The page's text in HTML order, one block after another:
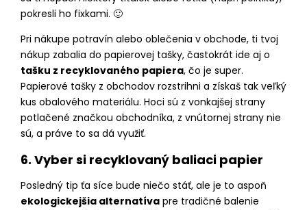
pokresli ho fixkami. 🙂
Pri nákupe potravín alebo oblečenia v obchode, ti tvoj
nákup zabalia do papierovej tašky, častokrát ide aj o
tašku z recyklovaného papiera, čo je super.
Papierové tašky z obchodov rozstrihni a získaš tak veľký
kus obalového materiálu. Hoci sú z vonkajšej strany
potlačené značkou obchodníka, z vnútornej strany nie
sú, a práve to sa dá využiť.
6. Vyber si recyklovaný baliaci papier
Posledný tip ťa síce bude niečo stáť, ale je to aspoň
ekologickejšia alternatívapre tradičné balenie